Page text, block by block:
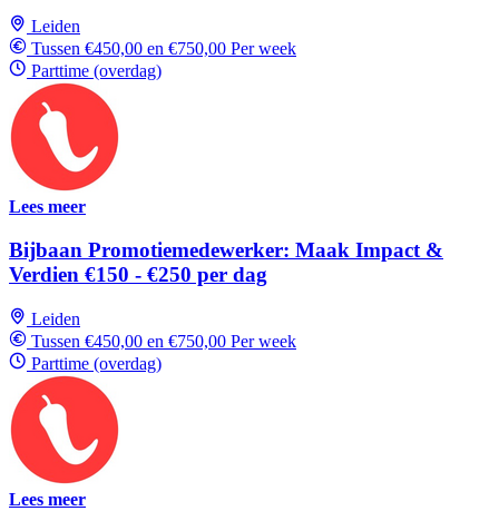
Leiden
Tussen €450,00 en €750,00 Per week
Parttime (overdag)
Lees meer
Bijbaan Promotiemedewerker: Maak Impact &
Verdien €150 - €250 per dag
Leiden
Tussen €450,00 en €750,00 Per week
Parttime (overdag)
Lees meer